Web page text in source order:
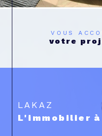
VOUS
votre
LAKAZ
L'immobilier